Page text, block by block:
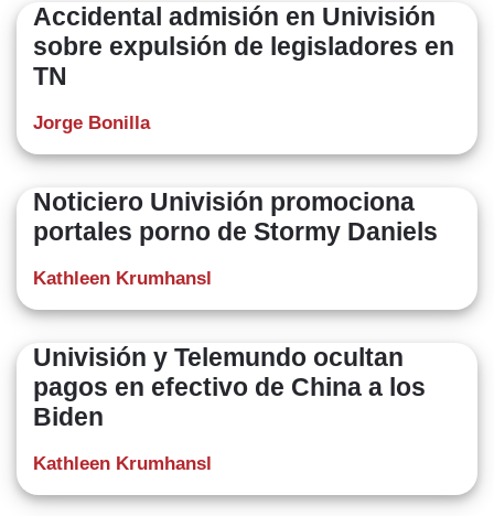
Accidental admisión en Univisión
sobre expulsión de legisladores en
TN
Jorge Bonilla
Noticiero Univisión promociona
portales porno de Stormy Daniels
Kathleen Krumhansl
Univisión y Telemundo ocultan
pagos en efectivo de China a los
Biden
Kathleen Krumhansl